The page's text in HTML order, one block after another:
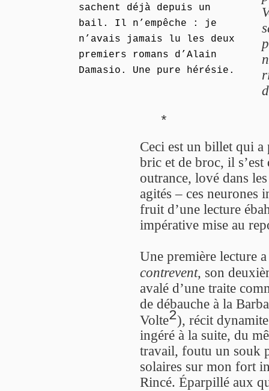
sachent déjà depuis un
bail. Il n’empêche : je
n’avais jamais lu les deux
premiers romans d’Alain
Damasio. Une pure hérésie.
*
Ceci est un billet qui a
bric et de broc, il
outrance, lové dans
agités – ces neurones
fruit d’une lecture
impérative mise au
Une première lecture
contrevent, son
avalé d’une traite
de débauche à la
Volte2), récit
ingéré à la suite, du
travail, foutu un souk
solaires sur mon fort
Rincé. Éparpillé aux